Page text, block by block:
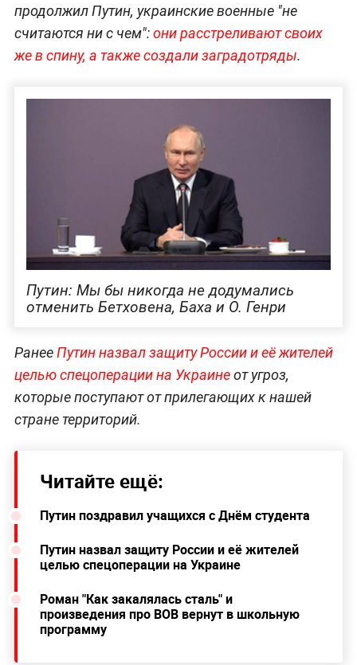
продолжил Путин, украинские военные "не
считаются ни с чем":они расстреливают своих
же в спину, а также создали заградотряды.
Путин: Мы бы никогда не додумались
отменить Бетховена, Баха и О. Генри
РанееПутин назвал защиту России и её жителей
целью спецоперации на Украинеот угроз,
которые поступают от прилегающих к нашей
стране территорий.
Читайте ещё:
Путин поздравил учащихся с Днём студента
Путин назвал защиту России и её жителей
целью спецоперации на Украине
Роман "Как закалялась сталь" и
произведения про ВОВ вернут в школьную
программу